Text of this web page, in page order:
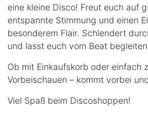
eine kleine Disco! Freut euch auf
entspannte Stimmung und einen
besonderem Flair. Schlendert
und lasst euch vom Beat
Ob mit Einkaufskorb oder einfach
Vorbeischauen – kommt vorbei
Viel Spaß beim Discoshoppen!